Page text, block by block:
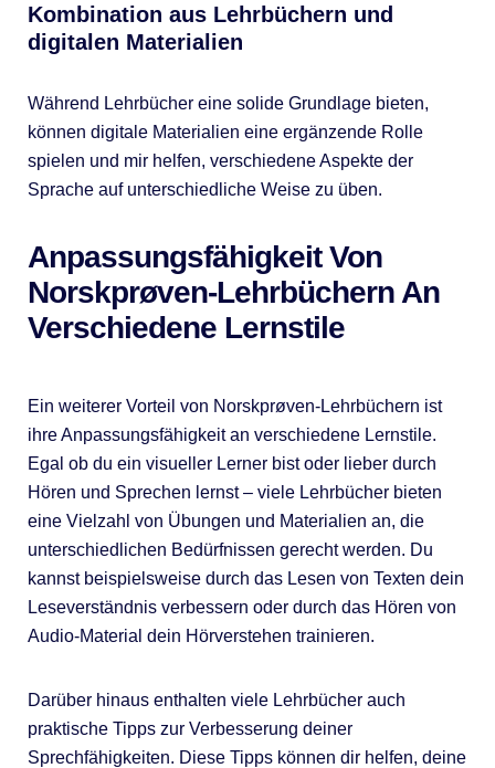
Kombination aus Lehrbüchern und
digitalen Materialien
Während Lehrbücher eine solide Grundlage bieten,
können digitale Materialien eine ergänzende Rolle
spielen und mir helfen, verschiedene Aspekte der
Sprache auf unterschiedliche Weise zu üben.
Anpassungsfähigkeit Von
Norskprøven-Lehrbüchern An
Verschiedene Lernstile
Ein weiterer Vorteil von Norskprøven-Lehrbüchern ist
ihre Anpassungsfähigkeit an verschiedene Lernstile.
Egal ob du ein visueller Lerner bist oder lieber durch
Hören und Sprechen lernst – viele Lehrbücher bieten
eine Vielzahl von Übungen und Materialien an, die
unterschiedlichen Bedürfnissen gerecht werden. Du
kannst beispielsweise durch das Lesen von Texten dein
Leseverständnis verbessern oder durch das Hören von
Audio-Material dein Hörverstehen trainieren.
Darüber hinaus enthalten viele Lehrbücher auch
praktische Tipps zur Verbesserung deiner
Sprechfähigkeiten. Diese Tipps können dir helfen, deine